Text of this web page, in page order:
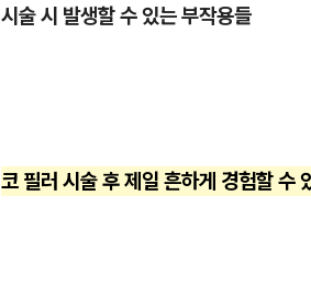
시술 시 발생할 수 있는 부작용들
코 필러 시술 후 제일 흔하게 경험할 수